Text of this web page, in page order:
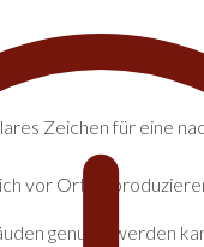
Zeichen für eine
vor Ort zu
genutzt werden